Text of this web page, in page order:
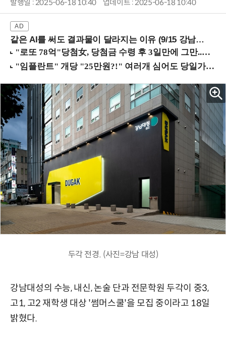
발행일 : 2025-06-18 10:40 업데이트 : 2025-06-18 10:40
같은 AI를 써도 결과물이 달라지는 이유 (9/15 강남역)
두각 전경. (사진=강남 대성)
강남대성의 수능, 내신, 논술 단과 전문학원 두각이 중3,
고1, 고2 재학생 대상 '썸머스쿨'을 모집 중이라고 18일
밝혔다.